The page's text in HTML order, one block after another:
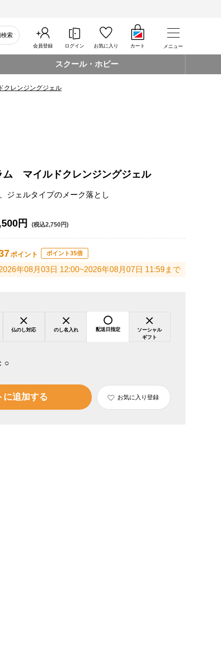
索
会員登録 ログイン お気に入り カート メニュー
スクール・ホビー
レンジングジェル
マイルドクレンジングジェル
ジェルタイプのメーク落とし
円 (税込2,750円)
ポイント ポイント35倍
年08月03日 12:00~2026年08月07日 11:59まで
仏のし対応 のし名入れ 配送日指定
ソーシャル
ギフト
○
に追加する お気に入り登録